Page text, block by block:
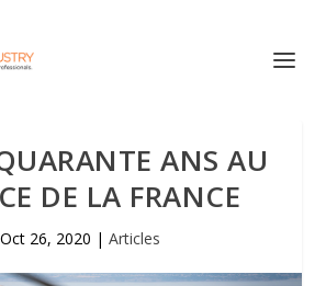
ANS AU
DE LA FRANCE
Oct 26, 2020 | Articles